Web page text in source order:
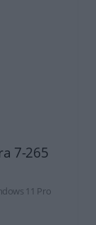
7-265
11 Pro